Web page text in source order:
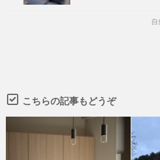
自
こちらの記事もどうぞ